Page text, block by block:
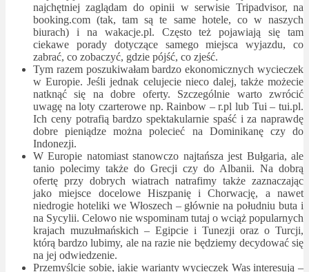
najchętniej zaglądam do opinii w serwisie Tripadvisor, na
booking.com (tak, tam są te same hotele, co w naszych
biurach) i na wakacje.pl. Często też pojawiają się tam
ciekawe porady dotyczące samego miejsca wyjazdu, co
zabrać, co zobaczyć, gdzie pójść, co zjeść.
Tym razem poszukiwałam bardzo ekonomicznych wycieczek
w Europie. Jeśli jednak celujecie nieco dalej, także możecie
natknąć się na dobre oferty. Szczególnie warto zwrócić
uwagę na loty czarterowe np. Rainbow – r.pl lub Tui – tui.pl.
Ich ceny potrafią bardzo spektakularnie spaść i za naprawdę
dobre pieniądze można polecieć na Dominikanę czy do
Indonezji.
W Europie natomiast stanowczo najtańsza jest Bułgaria, ale
tanio polecimy także do Grecji czy do Albanii. Na dobrą
ofertę przy dobrych wiatrach natrafimy także zaznaczając
jako miejsce docelowe Hiszpanię i Chorwację, a nawet
niedrogie hoteliki we Włoszech – głównie na południu buta i
na Sycylii. Celowo nie wspominam tutaj o wciąż popularnych
krajach muzułmańskich – Egipcie i Tunezji oraz o Turcji,
którą bardzo lubimy, ale na razie nie będziemy decydować się
na jej odwiedzenie.
Przemyślcie sobie, jakie warianty wycieczek Was interesują –